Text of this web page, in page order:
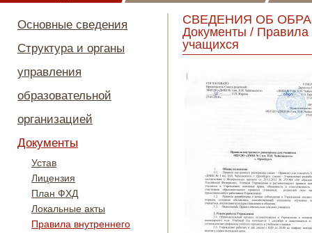
Основные сведения
Структура и органы
управления
образовательной
организацией
Документы
Устав
Лицензия
План ФХД
Локальные акты
Правила внутреннего
СВЕДЕНИЯ ОБ
Документы / Правила
учащихся